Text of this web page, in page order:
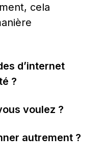
cela
d’internet
?
voulez ?
autrement ?